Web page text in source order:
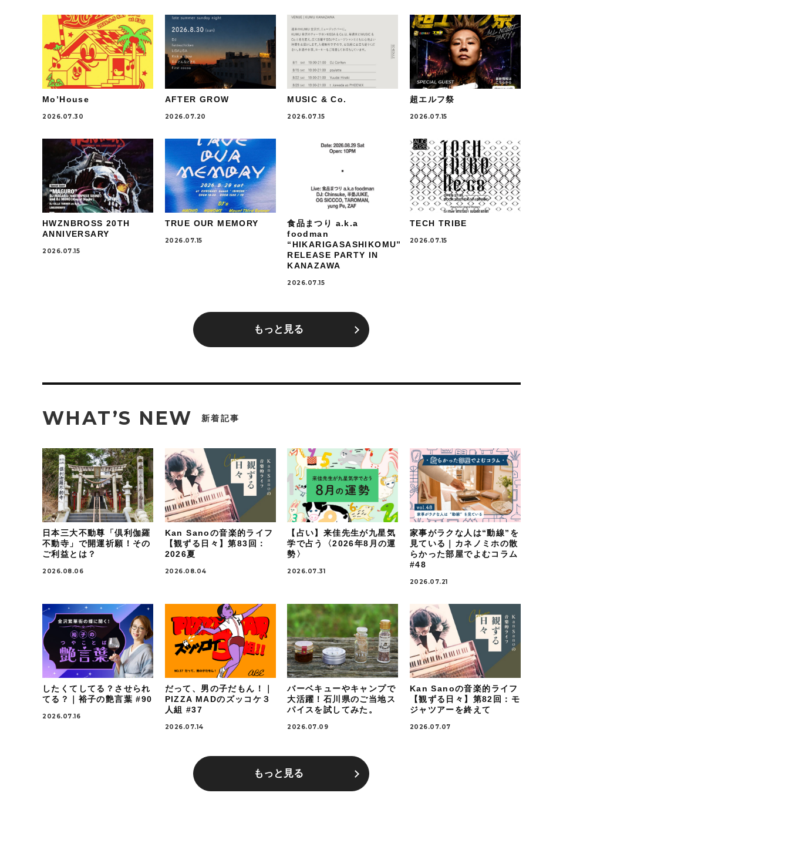
Mo’House
2026.07.30
AFTER GROW
2026.07.20
MUSIC & Co.
2026.07.15
超エルフ祭
2026.07.15
HWZNBROSS 20TH
ANNIVERSARY
2026.07.15
TRUE OUR MEMORY
2026.07.15
食品まつり a.k.a
foodman
“HIKARIGASASHIKOMU”
RELEASE PARTY IN
KANAZAWA
2026.07.15
TECH TRIBE
2026.07.15
もっと見る
WHAT’S NEW 新着記事
日本三大不動尊「倶利伽羅
不動寺」で開運祈願！その
ご利益とは？
2026.08.06
Kan Sanoの音楽的ライフ
【観ずる日々】第83回：
2026夏
2026.08.04
【占い】来佳先生が九星気
学で占う〈2026年8月の運
勢〉
2026.07.31
家事がラクな人は“動線”を
見ている｜カネノミホの散
らかった部屋でよむコラム
#48
2026.07.21
したくてしてる？させられ
てる？｜裕子の艶言葉 #90
2026.07.16
だって、男の子だもん！｜
PIZZA MADのズッコケ３
人組 #37
2026.07.14
バーベキューやキャンプで
大活躍！石川県のご当地ス
パイスを試してみた。
2026.07.09
Kan Sanoの音楽的ライフ
【観ずる日々】第82回：モ
ジャツアーを終えて
2026.07.07
もっと見る